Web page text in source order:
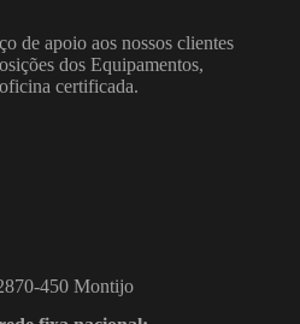
de apoio aos nossos clientes
dos Equipamentos,
certificada.
450 Montijo